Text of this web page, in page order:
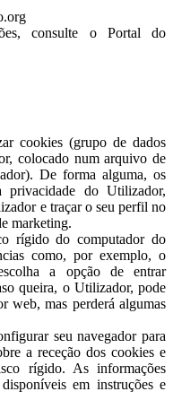
consulte o Portal do
cookies (grupo de dados
colocado num arquivo de
De forma alguma, os
privacidade do Utilizador,
e traçar o seu perfil no
marketing.
rígido do computador do
como, por exemplo, o
a opção de entrar
queira, o Utilizador, pode
web, mas perderá algumas
seu navegador para
a receção dos cookies e
rígido. As informações
em instruções e